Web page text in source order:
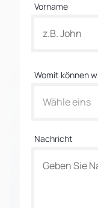
Vorname
Womit können
Wähle eins
Nachricht